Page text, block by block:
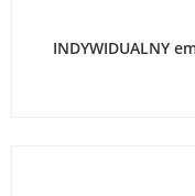
INDYWIDUALNY